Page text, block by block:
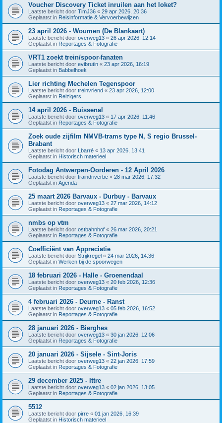
Voucher Discovery Ticket inruilen aan het loket?
Laatste bericht door TimJ36 « 29 apr 2026, 20:36
Geplaatst in Reisinformatie & Vervoerbewijzen
23 april 2026 - Woumen (De Blankaart)
Laatste bericht door overweg13 « 26 apr 2026, 12:14
Geplaatst in Reportages & Fotografie
VRT1 zoekt trein/spoor-fanaten
Laatste bericht door evibrutin « 23 apr 2026, 16:19
Geplaatst in Babbelhoek
Lier richting Mechelen Tegenspoor
Laatste bericht door treinvriend « 23 apr 2026, 12:00
Geplaatst in Reizigers
14 april 2026 - Buissenal
Laatste bericht door overweg13 « 17 apr 2026, 11:46
Geplaatst in Reportages & Fotografie
Zoek oude zijfilm NMVB-trams type N, S regio Brussel-
Brabant
Laatste bericht door Lbarré « 13 apr 2026, 13:41
Geplaatst in Historisch materieel
Fotodag Antwerpen-Oorderen - 12 April 2026
Laatste bericht door traindriverbe « 28 mar 2026, 17:32
Geplaatst in Agenda
25 maart 2026 Barvaux - Durbuy - Barvaux
Laatste bericht door overweg13 « 27 mar 2026, 14:12
Geplaatst in Reportages & Fotografie
nmbs op vtm
Laatste bericht door ostbahnhof « 26 mar 2026, 20:21
Geplaatst in Reportages & Fotografie
Coefficiënt van Appreciatie
Laatste bericht door Strijkregel « 24 mar 2026, 14:36
Geplaatst in Werken bij de spoorwegen
18 februari 2026 - Halle - Groenendaal
Laatste bericht door overweg13 « 20 feb 2026, 12:36
Geplaatst in Reportages & Fotografie
4 februari 2026 - Deurne - Ranst
Laatste bericht door overweg13 « 05 feb 2026, 16:52
Geplaatst in Reportages & Fotografie
28 januari 2026 - Bierghes
Laatste bericht door overweg13 « 30 jan 2026, 12:06
Geplaatst in Reportages & Fotografie
20 januari 2026 - Sijsele - Sint-Joris
Laatste bericht door overweg13 « 22 jan 2026, 17:59
Geplaatst in Reportages & Fotografie
29 december 2025 - Ittre
Laatste bericht door overweg13 « 02 jan 2026, 13:05
Geplaatst in Reportages & Fotografie
5512
Laatste bericht door pirre « 01 jan 2026, 16:39
Geplaatst in Historisch materieel